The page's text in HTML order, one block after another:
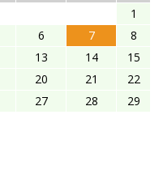
1
6 7
8
13 14
15
20 21
22
27 28
29